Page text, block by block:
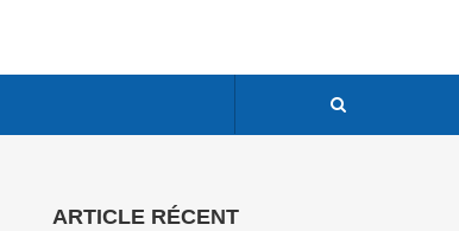
ARTICLE RÉCENT